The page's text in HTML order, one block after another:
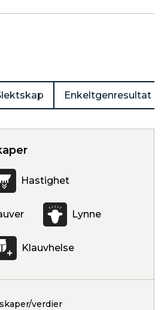
Enkeltgenresultat
Hastighet
Lynne
Klauvhelse
verdier